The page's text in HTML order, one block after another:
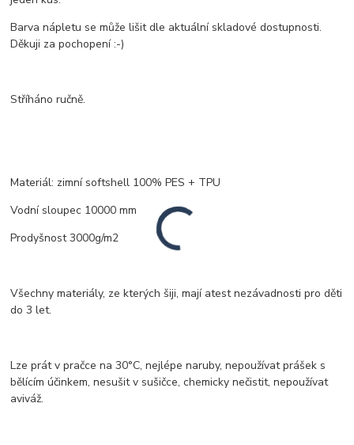
Barva nápletu se může lišit dle aktuální skladové dostupnosti.
Děkuji za pochopení :-)
Stříháno ručně.
Materiál: zimní softshell 100% PES + TPU
Vodní sloupec 10000 mm
Prodyšnost 3000g/m2
Všechny materiály, ze kterých šiji, mají atest nezávadnosti pro děti
do 3 let.
Lze prát v pračce na 30°C, nejlépe naruby, nepoužívat prášek s
bělícím účinkem, nesušit v sušičce, chemicky nečistit, nepoužívat
aviváž.